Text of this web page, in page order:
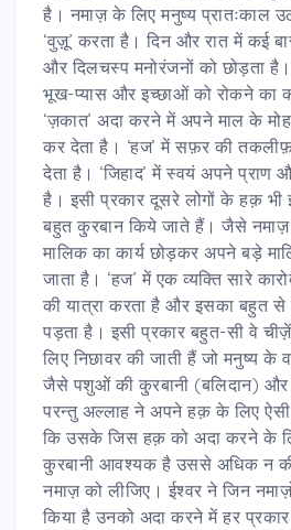
है। नमाज़ के लिए मनुष्य प्रातःकाल
‘वुज़ू’ करता है। दिन और रात में कई
और दिलचस्प मनोरंजनों को छोड़ता है।
भूख-प्यास और इच्छाओं को रोकने का
‘ज़कात’ अदा करने में अपने माल के
कर देता है। ‘हज’ में सफ़र की
देता है। ‘जिहाद’ में स्वयं अपने प्राण
है। इसी प्रकार दूसरे लोगों के हक़
बहुत कु़रबान किये जाते हैं। जैसे
मालिक का कार्य छोड़कर अपने बड़े
जाता है। ‘हज’ में एक व्यक्ति सारे
की यात्रा करता है और इसका बहुत
पड़ता है। इसी प्रकार बहुत-सी वे
लिए निछावर की जाती हैं जो मनुष्य
जैसे पशुओं की कु़रबानी (बलिदान) और
परन्तु अल्लाह ने अपने हक़ के लिए ऐसी
कि उसके जिस हक़ को अदा करने के
कु़रबानी आवश्यक है उससे अधिक न
नमाज़ को लीजिए। ईश्वर ने जिन
किया है उनको अदा करने में हर